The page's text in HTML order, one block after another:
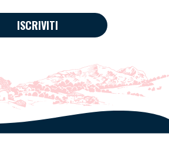
ISCRIVITI